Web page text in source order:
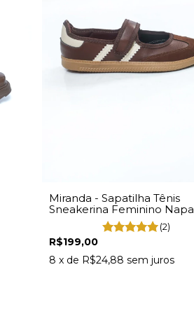
Miranda - Sapatilha Tênis
Sneakerina Feminino Napa
(2)
R$199,00
8 x de R$24,88 sem juros